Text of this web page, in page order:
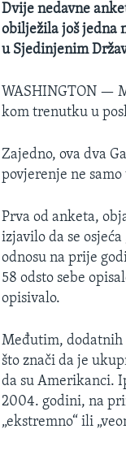
Dvije nedavne
obilježila još jedna
u Sjedinjenim
WASHINGTON —
kom trenutku u
Zajedno, ova dva
povjerenje ne
Prva od anketa,
izjavilo da se
odnosu na prije
58 odsto sebe
opisivalo.
Međutim, dodatnih
što znači da je
da su Amerikanci.
2004. godini, na
„ekstremno“ ili